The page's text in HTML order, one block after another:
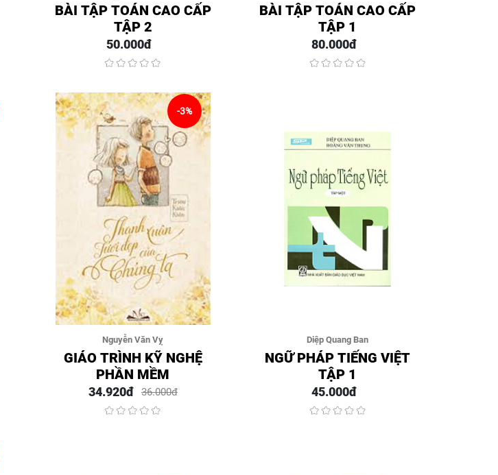
BÀI TẬP TOÁN CAO CẤP
TẬP 2
50.000đ
BÀI TẬP TOÁN CAO CẤP
TẬP 1
80.000đ
-3%
Nguyễn Văn Vỵ
GIÁO TRÌNH KỸ NGHỆ
PHẦN MỀM
34.920đ 36.000đ
Diệp Quang Ban
NGỮ PHÁP TIẾNG VIỆT
TẬP 1
45.000đ